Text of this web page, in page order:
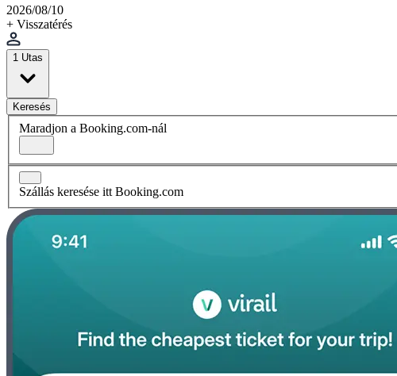
2026/08/10
+ Visszatérés
1 Utas
Keresés
Maradjon a Booking.com-nál
Szállás keresése itt Booking.com